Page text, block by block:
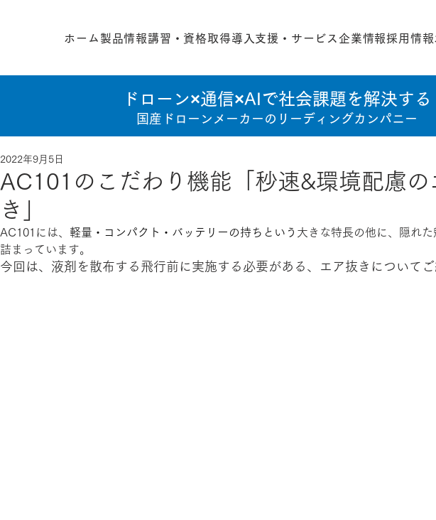
ホーム 製品情報講習・資格取得導入支援・サービス 企業情報採用情報
ドローン×通信×AIで社会課題を解決する
国産ドローンメーカーのリーディングカンパニー
AC101のこだわり機能「秒速&環境配慮の
き」
2022年9月5日
AC101には、 軽量・コンパクト・バッテリーの持ちという 大きな特長の他に、隠れ
詰まっています。
今回は、液剤を散布する飛行前に実施する必要がある、エア抜きについてご